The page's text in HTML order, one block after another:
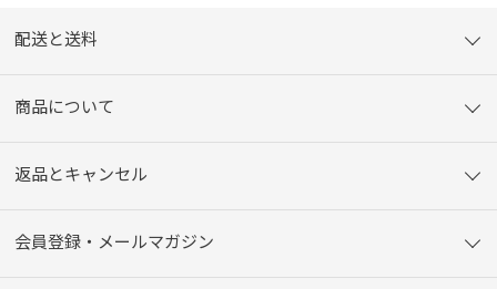
配送と送料
商品について
返品とキャンセル
会員登録・メールマガジン